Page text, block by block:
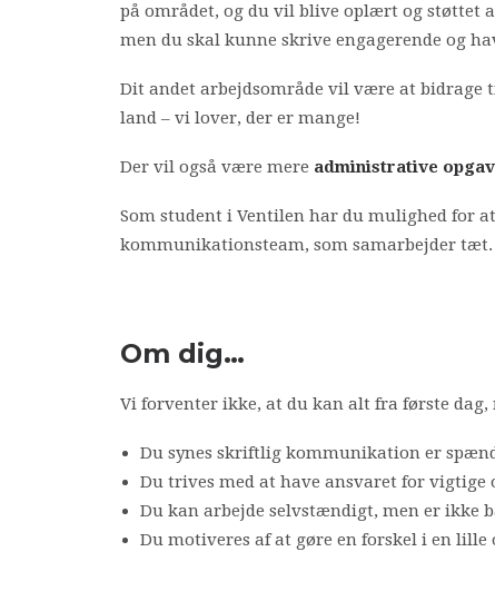
på området, og du vil blive oplært og støttet
men du skal kunne skrive engagerende og
Dit andet arbejdsområde vil være at bidrage
land – vi lover, der er mange!
Der vil også være mere administrative
Som student i Ventilen har du mulighed for
kommunikationsteam, som samarbejder
Om dig…
Vi forventer ikke, at du kan alt fra første
Du synes skriftlig kommunikation er
Du trives med at have ansvaret for
Du kan arbejde selvstændigt, men er ikke
Du motiveres af at gøre en forskel i en